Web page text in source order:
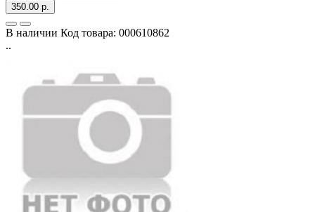
350.00 р.
В наличии Код товара: 000610862
..